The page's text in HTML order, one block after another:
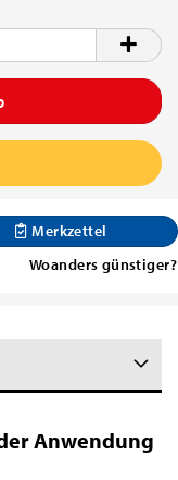
Merkzettel
Woanders günstiger?
Anwendung